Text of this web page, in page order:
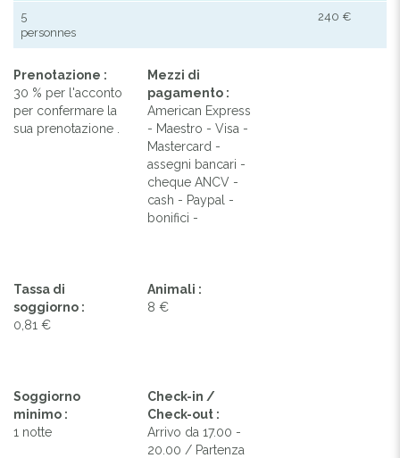
5
personnes
240 €
Prenotazione :
30 % per l'acconto
per confermare la
sua prenotazione .
Mezzi di
pagamento :
American Express
- Maestro - Visa -
Mastercard -
assegni bancari -
cheque ANCV -
cash - Paypal -
bonifici -
Tassa di
soggiorno :
0,81 €
Animali :
8 €
Soggiorno
minimo :
1 notte
Check-in /
Check-out :
Arrivo da 17.00 -
20.00 / Partenza